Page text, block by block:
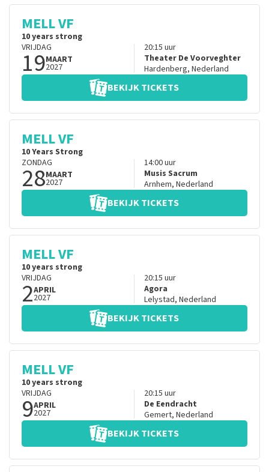
MELL VF
10 years strong
VRIJDAG
19MAART
2027
20:15 uur
Theater De Voorveghter
Hardenberg, Nederland
BEKIJK TICKETS
MELL VF
10 Years Strong
ZONDAG
28MAART
2027
14:00uur
Musis Sacrum
Arnhem, Nederland
BEKIJK TICKETS
MELL VF
10 years strong
VRIJDAG
2APRIL
2027
20:15 uur
Agora
Lelystad, Nederland
BEKIJK TICKETS
MELL VF
10 years strong
VRIJDAG
9APRIL
2027
20:15 uur
De Eendracht
Gemert, Nederland
BEKIJK TICKETS